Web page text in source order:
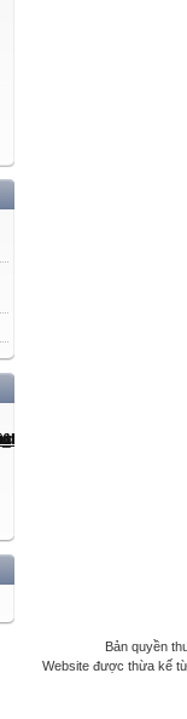
Bản quyền
Website được thừa kế